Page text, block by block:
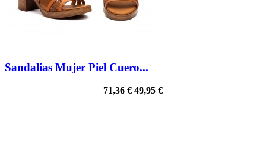
Sandalias Mujer Piel Cuero...
71,36 € 49,95 €